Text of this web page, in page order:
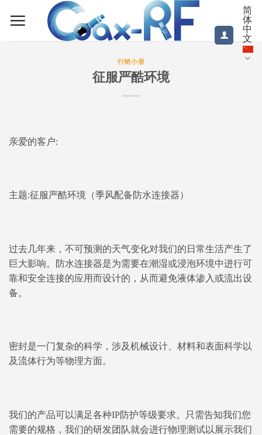
简
体
中
文
行销小册
征服严酷环境
亲爱的客户:
主题:征服严酷环境（季风配备防水连接器）
过去几年来，不可预测的天气变化对我们的日常生活产生了
巨大影响。防水连接器是为需要在潮湿或浸泡环境中进行可
靠和安全连接的应用而设计的，从而避免液体渗入或流出设
备。
密封是一门复杂的科学，涉及机械设计、材料和表面科学以
及流体行为等物理方面。
我们的产品可以满足各种IP防护等级要求。只需告知我们您
需要的规格，我们的研发团队就会进行物理测试以展示我们